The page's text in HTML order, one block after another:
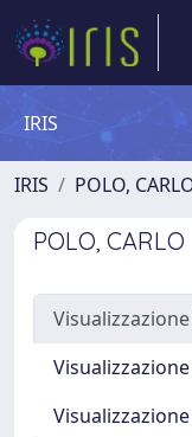
IRIS
IRIS POLO,
POLO, CARLO